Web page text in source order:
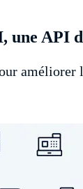
une API
améliorer